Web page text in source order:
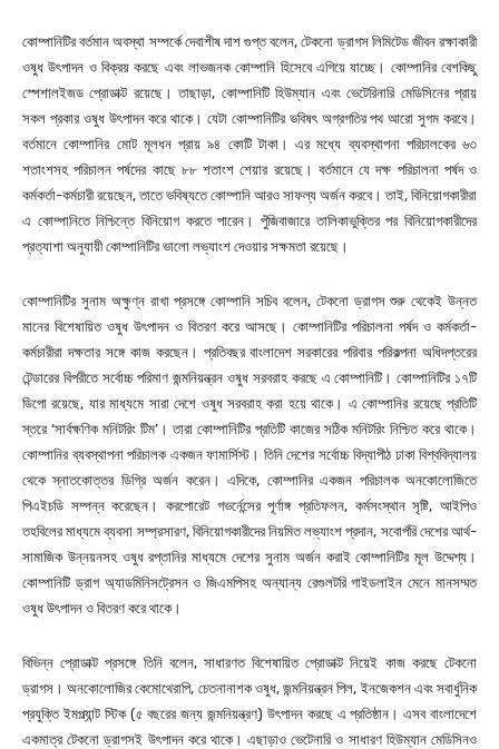
কোম্পানিটির বর্তমান অবস্থা সম্পর্কে দেবাশীষ দাশ গুপ্ত বলেন, টেকনো ড্রাগস লিমিটেড জীবন রক্ষাকারী
ওষুধ উৎপাদন ও বিক্রয় করছে এবং লাভজনক কোম্পানি হিসেবে এগিয়ে যাচ্ছে। কোম্পানির বেশকিছু
স্পেশালইজড প্রোডাক্ট রয়েছে। তাছাড়া, কোম্পানিটি হিউম্যান এবং ভেটেরিনারি মেডিসিনের প্রায়
সকল প্রকার ওষুধ উৎপাদন করে থাকে। যেটা কোম্পানিটির ভবিষৎ অগ্রগতির পথ আরো সুগম করবে।
বর্তমানে কোম্পানির মোট মূলধন প্রায় ৯৪ কোটি টাকা। এর মধ্যে ব্যবস্থাপনা পরিচালকের ৬৩
শতাংশসহ পরিচালন পর্ষদের কাছে ৮৮ শতাংশ শেয়ার রয়েছে। বর্তমানে যে দক্ষ পরিচালনা পর্ষদ ও
কর্মকর্তা-কর্মচারী রয়েছেন, তাতে ভবিষ্যতে কোম্পানি আরও সাফল্য অর্জন করবে। তাই, বিনিয়োগকারীরা
এ কোম্পানিতে নিশ্চিন্তে বিনিয়োগ করতে পারেন। পুঁজিবাজারে তালিকাভুক্তির পর বিনিয়োগকারীদের
প্রত্যাশা অনুযায়ী কোম্পানিটির ভালো লভ্যাংশ দেওয়ার সক্ষমতা রয়েছে।
কোম্পানিটির সুনাম অক্ষুণ্ন রাখা প্রসঙ্গে কোম্পানি সচিব বলেন, টেকনো ড্রাগস শুরু থেকেই উন্নত
মানের বিশেষায়িত ওষুধ উৎপাদন ও বিতরণ করে আসছে। কোম্পানিটির পরিচালনা পর্ষদ ও কর্মকর্তা-
কর্মচারীরা দক্ষতার সঙ্গে কাজ করছেন। প্রতিবছর বাংলাদেশ সরকারের পরিবার পরিকল্পনা অধিদপ্তরের
টেন্ডারের বিপরীতে সর্বোচ্চ পরিমাণ জন্মনিয়ন্ত্রন ওষুধ সরবরাহ করছে এ কোম্পানিটি। কোম্পানিটির ১৭টি
ডিপো রয়েছে, যার মাধ্যমে সারা দেশে ওষুধ সরবরাহ করা হয়ে থাকে। এ কোম্পানির রয়েছে প্রতিটি
স্তরে ‘সার্বক্ষণিক মনিটরিং টিম’। তারা কোম্পানিটির প্রতিটি কাজের সঠিক মনিটরিং নিশ্চিত করে থাকে।
কোম্পানির ব্যবস্থাপনা পরিচালক একজন ফামার্সিস্ট। তিনি দেশের সর্বোচ্চ বিদ্যাপীঠ ঢাকা বিশ্ববিদ্যালয়
থেকে স্নাতকোত্তর ডিগ্রি অর্জন করেন। এদিকে, কোম্পানির একজন পরিচালক অনকোলোজিতে
পিএইচডি সম্পন্ন করেছেন। করপোরেট গভর্নেন্সের পূর্ণাঙ্গ প্রতিফলন, কর্মসংস্থান সৃষ্টি, আইপিও
তহবিলের মাধ্যমে ব্যবসা সম্প্রসারণ, বিনিয়োগকারীদের নিয়মিত লভ্যাংশ প্রদান, সবোর্পরি দেশের আর্থ-
সামাজিক উন্নয়নসহ ওষুধ রপ্তানির মাধ্যমে দেশের সুনাম অর্জন করাই কোম্পানিটির মূল উদ্দেশ্য।
কোম্পানিটি ড্রাগ অ্যাডমিনিসট্রেসন ও জিএমপিসহ অন্যান্য রেগুলটরি গাইডলাইন মেনে মানসম্মত
ওষুধ উৎপাদন ও বিতরণ করে থাকে।
বিভিন্ন প্রোডাক্ট প্রসঙ্গে তিনি বলেন, সাধারণত বিশেষায়িত প্রোডাক্ট নিয়েই কাজ করছে টেকনো
ড্রাগস। অনকোলোজির কেমোথেরাপি, চেতনানাশক ওষুধ, জন্মনিয়ন্ত্রন পিল, ইনজেকশন এবং সবার্ধুনিক
প্রযুক্তি ইমপ্ল্যান্ট স্টিক (৫ বছরের জন্য জন্মনিয়ন্ত্রণ) উৎপাদন করছে এ প্রতিষ্ঠান। এসব বাংলাদেশে
একমাত্র টেকনো ড্রাগসই উৎপাদন করে থাকে। এছাড়াও ভেটেনারি ও সাধারণ হিউম্যান মেডিসিনও